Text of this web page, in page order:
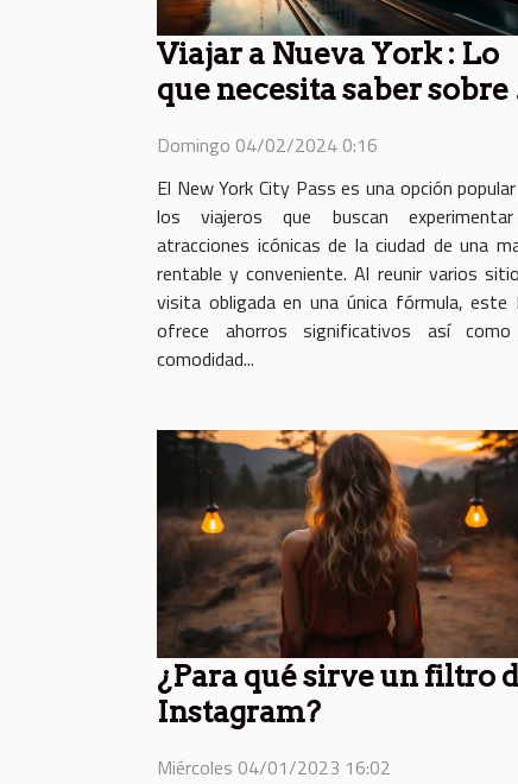
Viajar a Nueva York : Lo
que necesita saber sobre
Domingo 04/02/2024 0:16
El New York City Pass es una opción
los viajeros que buscan
atracciones icónicas de la ciudad de una
rentable y conveniente. Al reunir varios
visita obligada en una única fórmula, este
ofrece ahorros significativos así
comodidad...
¿Para qué sirve un filtro
Instagram?
Miércoles 04/01/2023 16:02